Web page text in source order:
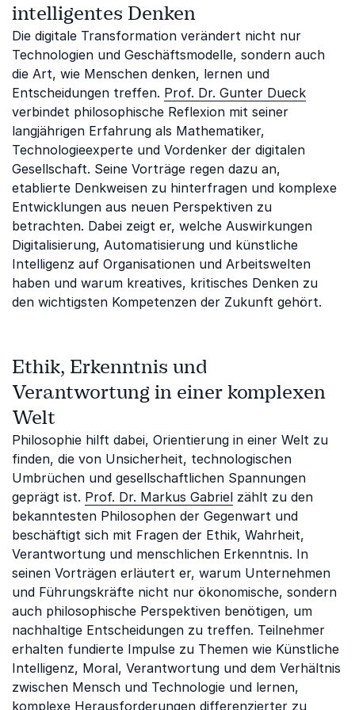
intelligentes Denken
Die digitale Transformation verändert nicht nur
Technologien und Geschäftsmodelle, sondern auch
die Art, wie Menschen denken, lernen und
Entscheidungen treffen. Prof. Dr. Gunter Dueck
verbindet philosophische Reflexion mit seiner
langjährigen Erfahrung als Mathematiker,
Technologieexperte und Vordenker der digitalen
Gesellschaft. Seine Vorträge regen dazu an,
etablierte Denkweisen zu hinterfragen und komplexe
Entwicklungen aus neuen Perspektiven zu
betrachten. Dabei zeigt er, welche Auswirkungen
Digitalisierung, Automatisierung und künstliche
Intelligenz auf Organisationen und Arbeitswelten
haben und warum kreatives, kritisches Denken zu
den wichtigsten Kompetenzen der Zukunft gehört.
Ethik, Erkenntnis und
Verantwortung in einer komplexen
Welt
Philosophie hilft dabei, Orientierung in einer Welt zu
finden, die von Unsicherheit, technologischen
Umbrüchen und gesellschaftlichen Spannungen
geprägt ist. Prof. Dr. Markus Gabriel zählt zu den
bekanntesten Philosophen der Gegenwart und
beschäftigt sich mit Fragen der Ethik, Wahrheit,
Verantwortung und menschlichen Erkenntnis. In
seinen Vorträgen erläutert er, warum Unternehmen
und Führungskräfte nicht nur ökonomische, sondern
auch philosophische Perspektiven benötigen, um
nachhaltige Entscheidungen zu treffen. Teilnehmer
erhalten fundierte Impulse zu Themen wie Künstliche
Intelligenz, Moral, Verantwortung und dem Verhältnis
zwischen Mensch und Technologie und lernen,
komplexe Herausforderungen differenzierter zu